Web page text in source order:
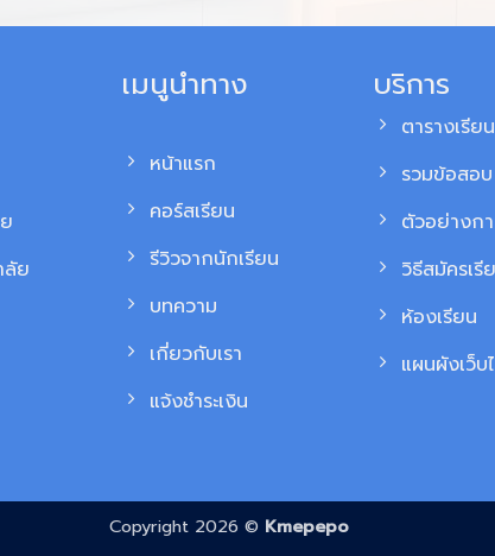
ลัย
เมนูนำทาง
หน้าแรก
คอร์สเรียน
รีวิวจากนักเรียน
บทความ
เกี่ยวกับเรา
แจ้งชำระเงิน
บริการ
ตารางเรียน
รวมข้อสอ
ตัวอย่างก
วิธีสมัครเรี
ห้องเรียน
แผนผังเว็บ
Copyright 2026 © Kmepepo